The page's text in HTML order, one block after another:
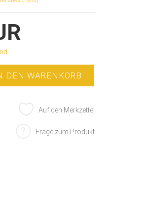
Auf den Merkzettel
Frage zum Produkt